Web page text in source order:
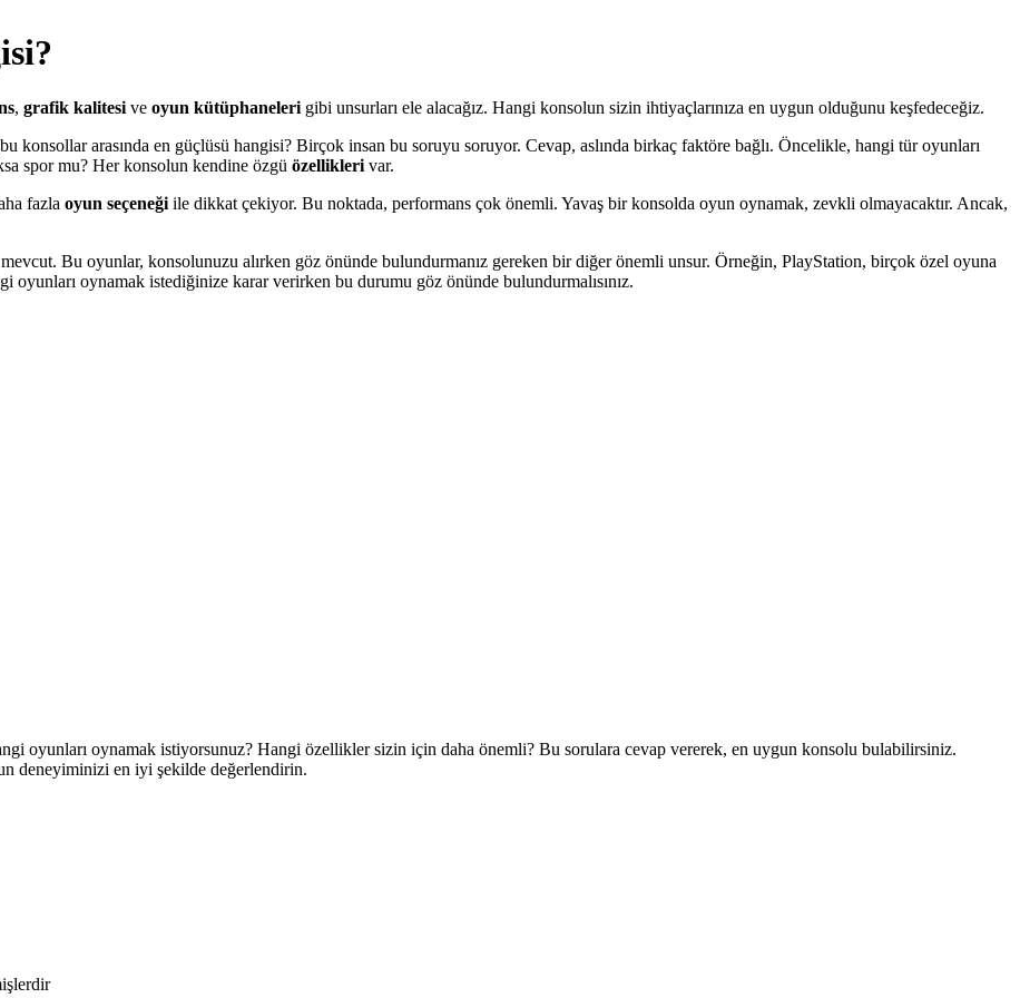
, grafik kalitesi ve oyun kütüphaneleri gibi unsurları ele alacağız. Hangi konsolun sizin ihtiyaçlarınıza en uygun olduğunu keşfedeceğiz.
konsollar arasında en güçlüsü hangisi? Birçok insan bu soruyu soruyor. Cevap, aslında birkaç faktöre bağlı. Öncelikle, hangi tür oyunları
spor mu? Her konsolun kendine özgü özellikleri var.
fazla oyun seçeneği ile dikkat çekiyor. Bu noktada, performans çok önemli. Yavaş bir konsolda oyun oynamak, zevkli olmayacaktır. Ancak,
Bu oyunlar, konsolunuzu alırken göz önünde bulundurmanız gereken bir diğer önemli unsur. Örneğin, PlayStation, birçok özel oyuna
oynamak istediğinize karar verirken bu durumu göz önünde bulundurmalısınız.
oyunları oynamak istiyorsunuz? Hangi özellikler sizin için daha önemli? Bu sorulara cevap vererek, en uygun konsolu bulabilirsiniz.
deneyiminizi en iyi şekilde değerlendirin.